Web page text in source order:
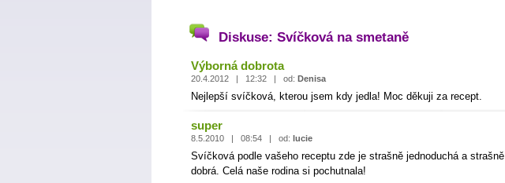
Diskuse: Svíčková na smetaně
Výborná dobrota
20.4.2012 | 12:32 | od: Denisa
Nejlepší svíčková, kterou jsem kdy jedla! Moc děkuji za recept.
super
8.5.2010 | 08:54 | od: lucie
Svíčková podle vašeho receptu zde je strašně jednoduchá a strašně
dobrá. Celá naše rodina si pochutnala!